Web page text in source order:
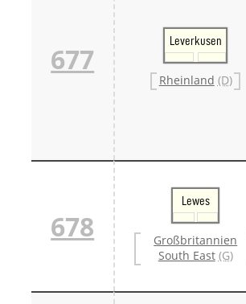
677
Leverkusen
Rheinland (D)
678
Lewes
Großbritannien
South East (G)